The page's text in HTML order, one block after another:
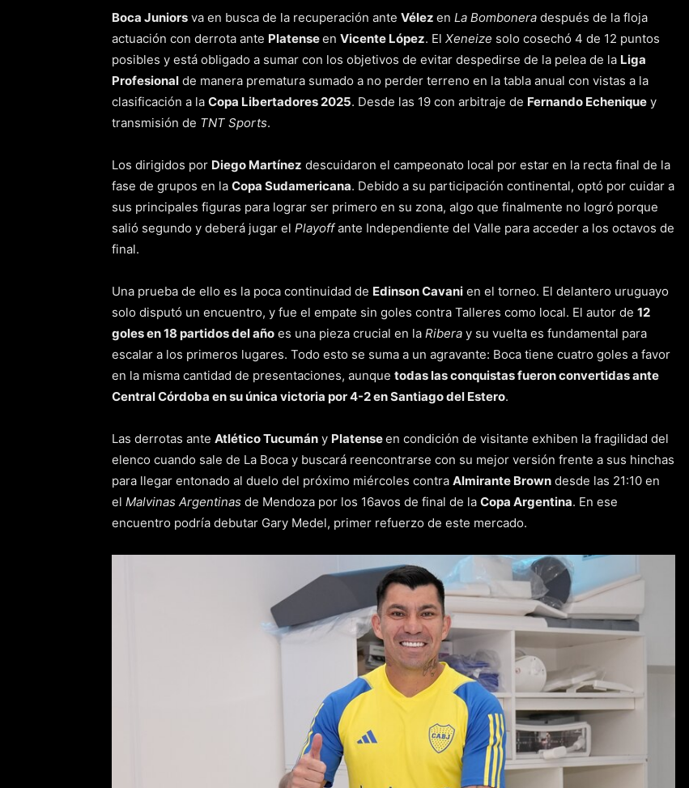
Boca Juniors va en busca de la recuperación ante Vélez en La Bombonera después de la floja
actuación con derrota ante Platenseen Vicente López. El Xeneize solo cosechó 4 de 12 puntos
posibles y está obligado a sumar con los objetivos de evitar despedirse de la pelea de la Liga
Profesional de manera prematura sumado a no perder terreno en la tabla anual con vistas a la
clasificación a la Copa Libertadores 2025. Desde las 19 con arbitraje de Fernando Echenique y
transmisión de TNT Sports.
Los dirigidos por Diego Martínez descuidaron el campeonato local por estar en la recta final de la
fase de grupos en la Copa Sudamericana. Debido a su participación continental, optó por cuidar a
sus principales figuras para lograr ser primero en su zona, algo que finalmente no logró porque
salió segundo y deberá jugar el Playoffante Independiente del Valle para acceder a los octavos de
final.
Una prueba de ello es la poca continuidad de Edinson Cavani en el torneo. El delantero uruguayo
solo disputó un encuentro, y fue el empate sin goles contra Talleres como local. El autor de 12
goles en 18 partidos del año es una pieza crucial en la Ribera y su vuelta es fundamental para
escalar a los primeros lugares. Todo esto se suma a un agravante: Boca tiene cuatro goles a favor
en la misma cantidad de presentaciones, aunque todas las conquistas fueron convertidas ante
Central Córdoba en su única victoria por 4-2 en Santiago del Estero.
Las derrotas ante Atlético Tucumán y Platenseen condición de visitante exhiben la fragilidad del
elenco cuando sale de La Boca y buscará reencontrarse con su mejor versión frente a sus hinchas
para llegar entonado al duelo del próximo miércoles contra Almirante Brown desde las 21:10 en
el Malvinas Argentinas de Mendoza por los 16avos de final de la Copa Argentina. En ese
encuentro podría debutar Gary Medel, primer refuerzo de este mercado.